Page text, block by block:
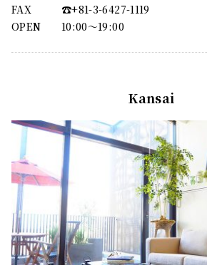
FAX
☎︎+81-3-6427-1119
OPEN
10:00〜19:00
Kansai